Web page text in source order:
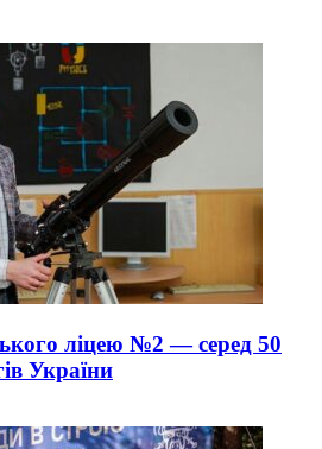
ліцею №2 — серед 50
України